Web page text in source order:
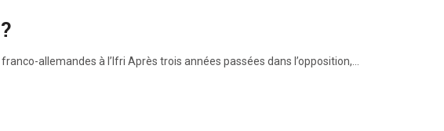
allemandes à l’Ifri Après trois années passées dans l’opposition,…